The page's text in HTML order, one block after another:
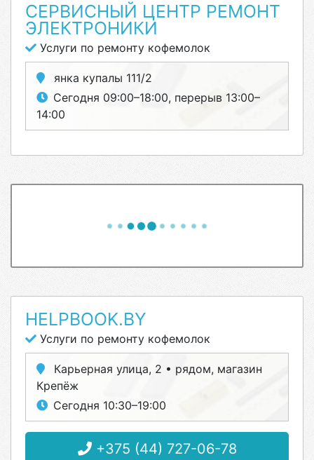
СЕРВИСНЫЙ ЦЕНТР РЕМОНТ
ЭЛЕКТРОНИКИ
Услуги по ремонту кофемолок
янка купалы 111/2
Сегодня 09:00–18:00, перерыв 13:00–
14:00
HELPBOOK.BY
Услуги по ремонту кофемолок
Карьерная улица, 2 • рядом, магазин
Крепёж
Сегодня 10:30–19:00
+375 (44) 727-06-78